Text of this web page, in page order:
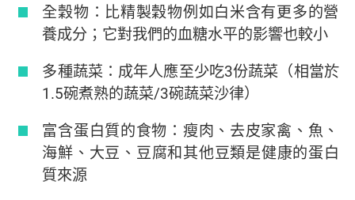
全穀物：比精製穀物例如白米含有更多的營
養成分；它對我們的血糖水平的影響也較小
多種蔬菜：成年人應至少吃3份蔬菜（相當於
1.5碗煮熟的蔬菜/3碗蔬菜沙律）
富含蛋白質的食物：瘦肉、去皮家禽、魚、
海鮮、大豆、豆腐和其他豆類是健康的蛋白
質來源